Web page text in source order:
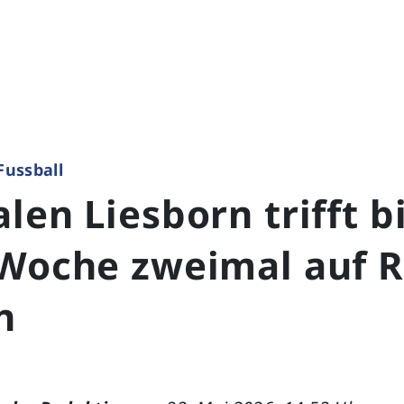
Liesborn trifft
zweimal auf